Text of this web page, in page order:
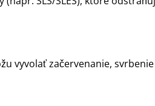
vyvolať začervenanie,